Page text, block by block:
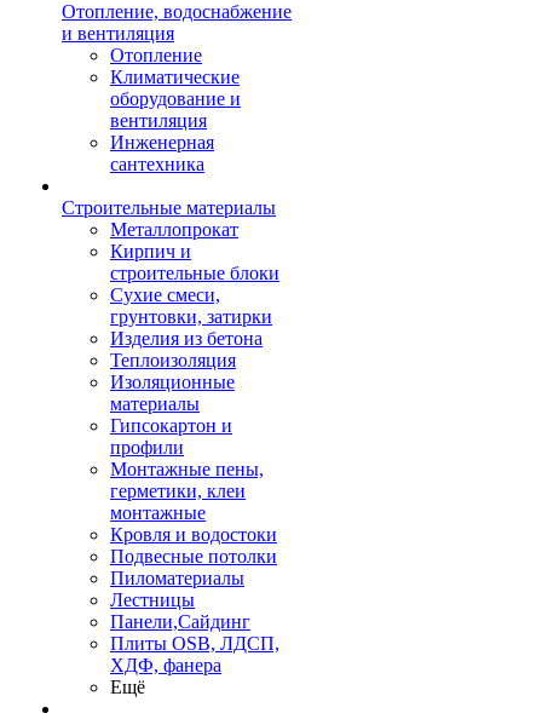
Отопление, водоснабжение
и вентиляция
Отопление
Климатические
оборудование и
вентиляция
Инженерная
сантехника
Строительные материалы
Металлопрокат
Кирпич и
строительные блоки
Сухие смеси,
грунтовки, затирки
Изделия из бетона
Теплоизоляция
Изоляционные
материалы
Гипсокартон и
профили
Монтажные пены,
герметики, клеи
монтажные
Кровля и водостоки
Подвесные потолки
Пиломатериалы
Лестницы
Панели,Сайдинг
Плиты OSB, ЛДСП,
ХДФ, фанера
Ещё